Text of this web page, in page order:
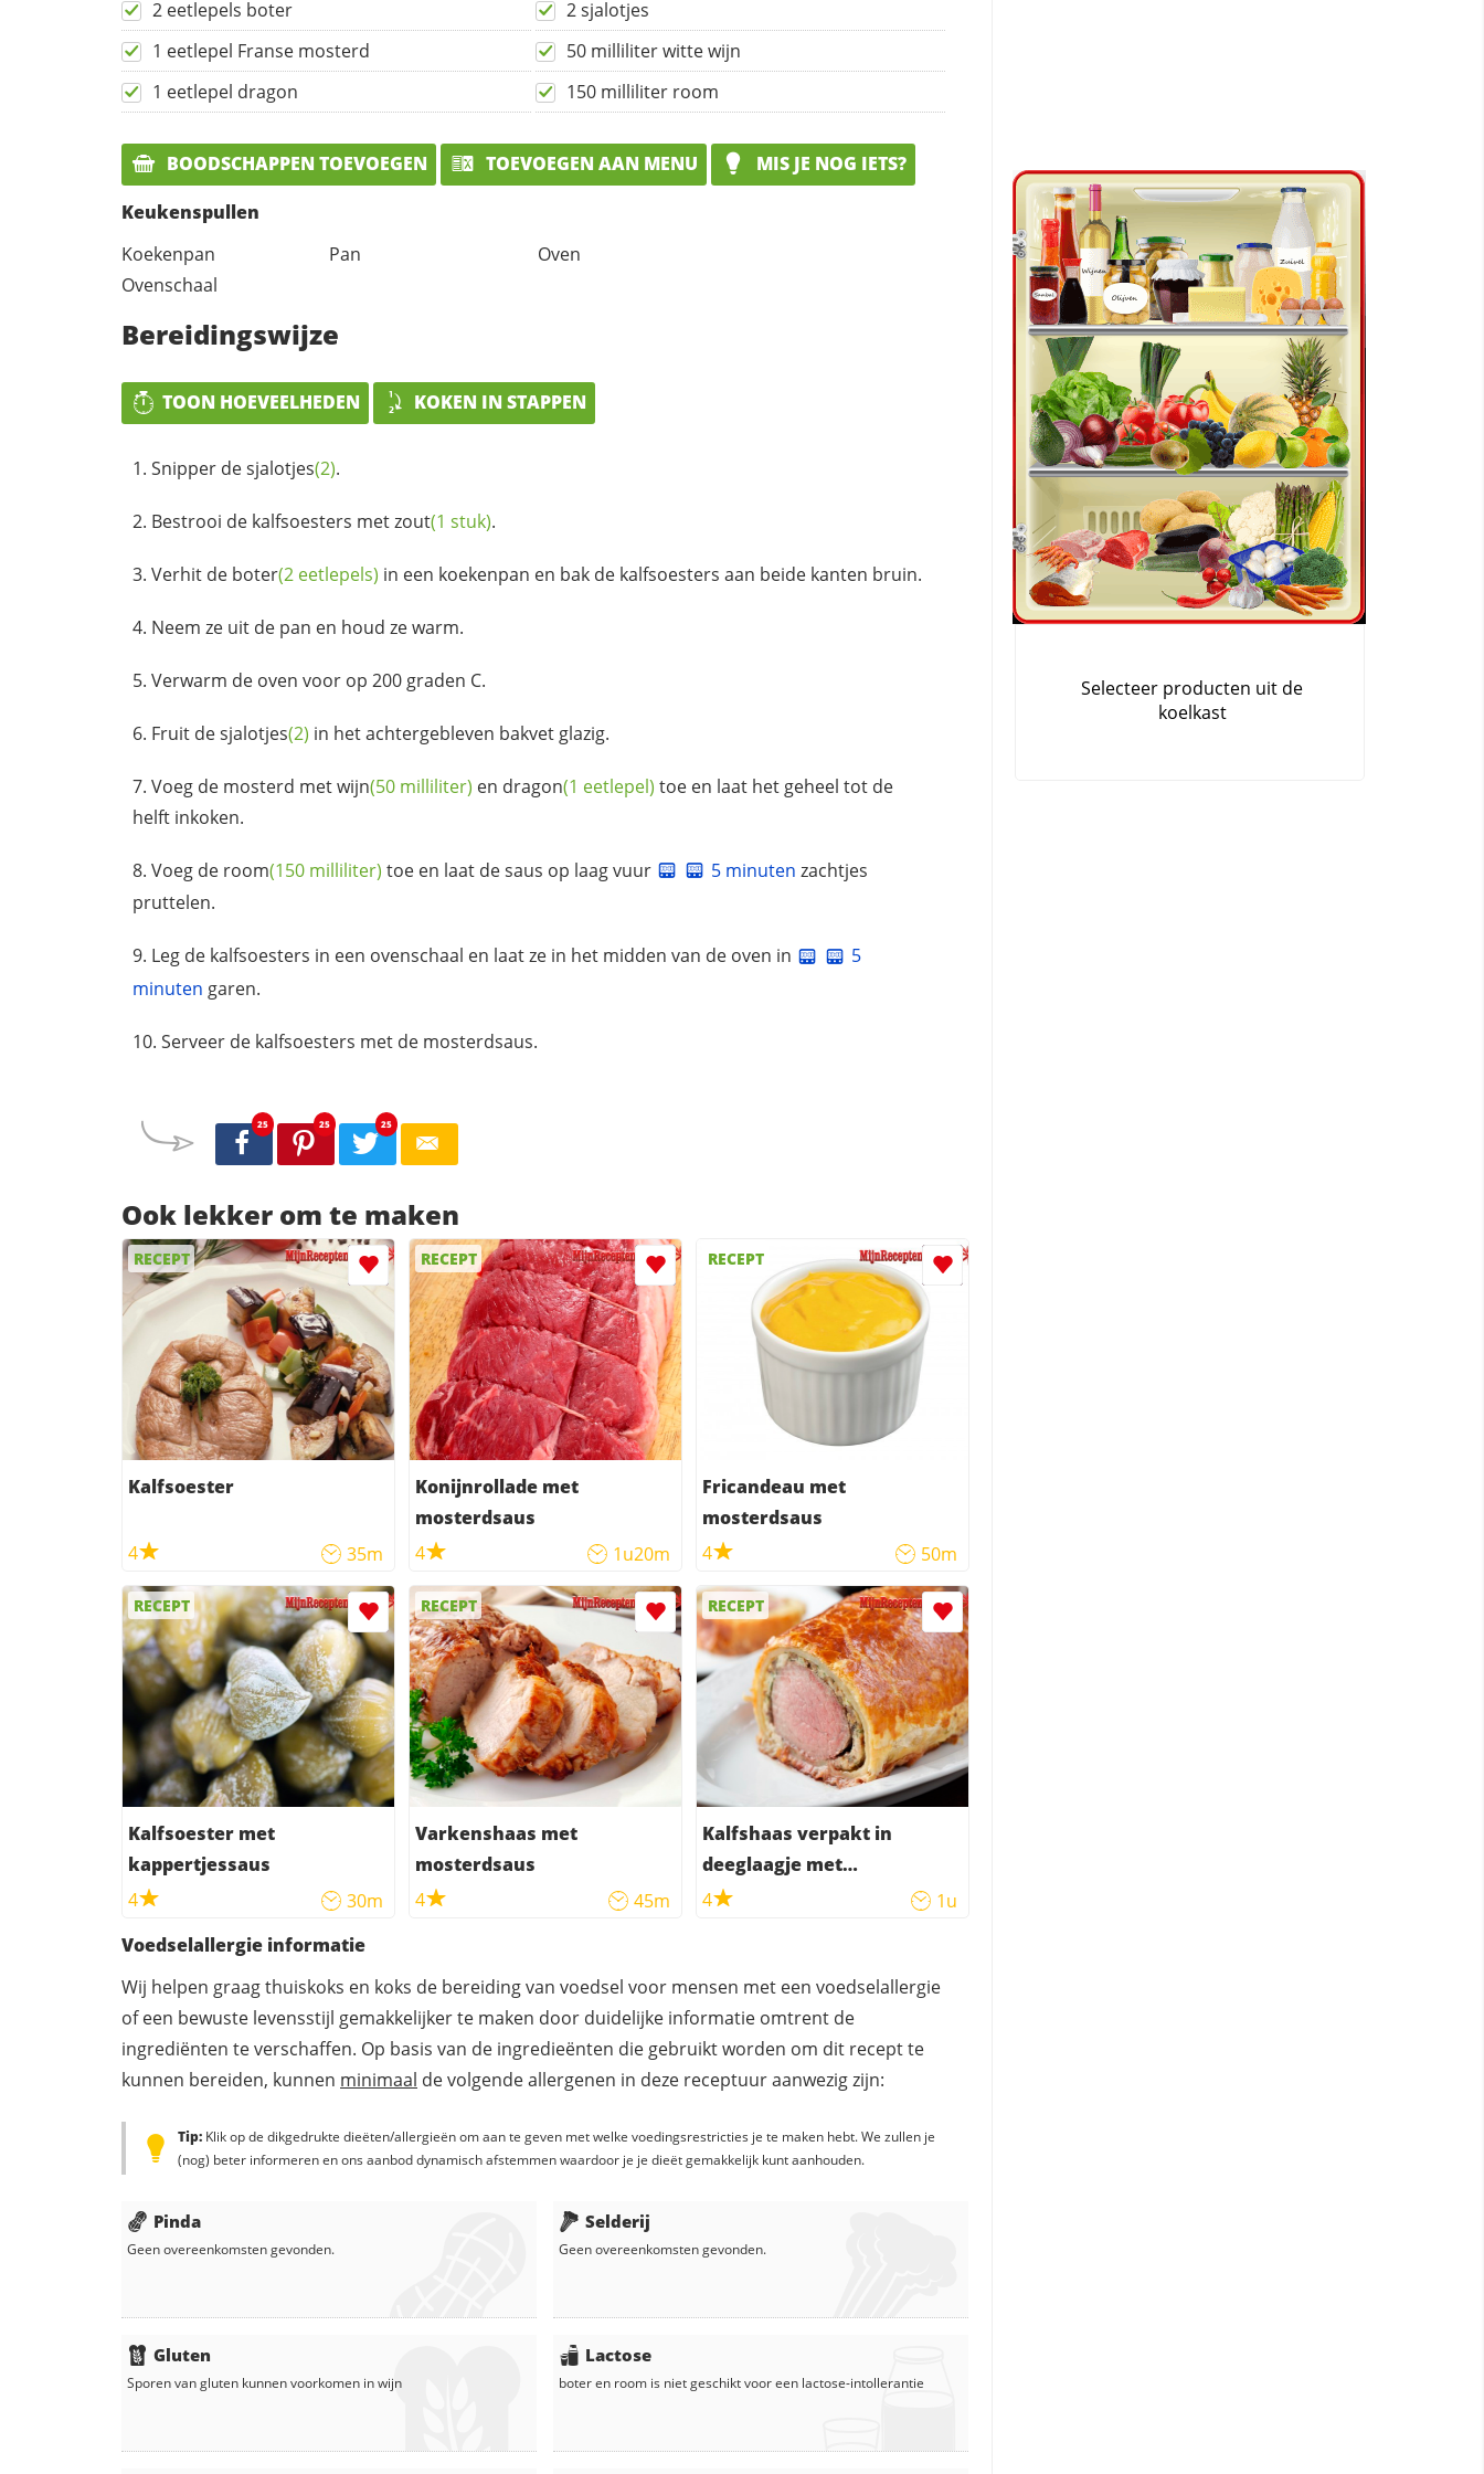
2 eetlepels boter
2 sjalotjes
1 eetlepel Franse mosterd
50 milliliter witte wijn
1 eetlepel dragon
150 milliliter room
BOODSCHAPPEN TOEVOEGEN TOEVOEGEN AAN MENU
MIS JE NOG IETS?
Keukenspullen
Koekenpan
Pan
Oven
Ovenschaal
Bereidingswijze
TOON HOEVEELHEDEN KOKEN IN STAPPEN
Snipper desjalotjes(2).
Bestrooi de kalfsoesters metzout(1 stuk).
Verhit de boter(2 eetlepels) in een koekenpan en bak de kalfsoesters aan beide kanten bruin.
Neem ze uit de pan en houd ze warm.
Verwarm de oven voor op 200 graden C.
Fruit desjalotjes(2) in het achtergebleven bakvet glazig.
Voeg de mosterd metwijn(50 milliliter) en dragon(1 eetlepel) toe en laat het geheel tot de
helft inkoken.
Voeg de room(150 milliliter) toe en laat de saus op laag vuur 5 minuten zachtjes
pruttelen.
Leg de kalfsoesters in een ovenschaal en laat ze in het midden van de oven in
5
minuten garen.
Serveer de kalfsoesters met de mosterdsaus.
25 25 25
Ook lekker om te maken
RECEPT
Kalfsoester
4 35m
RECEPT
Konijnrollade met
mosterdsaus
4
1u20m
RECEPT
Fricandeau met
mosterdsaus
4
50m
RECEPT
Kalfsoester met
kappertjessaus
4
30m
RECEPT
Varkenshaas met
mosterdsaus
4
45m
RECEPT
Kalfshaas verpakt in
deeglaagje met
mosterdsaus
4
1u
Voedselallergie informatie
Wij helpen graag thuiskoks en koks de bereiding van voedsel voor mensen met een voedselallergie
of een bewuste levensstijl gemakkelijker te maken door duidelijke informatie omtrent de
ingrediënten te verschaffen. Op basis van de ingredieënten die gebruikt worden om dit recept te
kunnen bereiden, kunnen minimaal de volgende allergenen in deze receptuur aanwezig zijn:
Tip: Klik op de dikgedrukte dieëten/allergieën om aan te geven met welke voedingsrestricties je te maken hebt. We zullen je
(nog) beter informeren en ons aanbod dynamisch afstemmen waardoor je je dieët gemakkelijk kunt aanhouden.
Pinda
Geen overeenkomsten gevonden.
Gluten
Sporen van gluten kunnen voorkomen inwijn
Selderij
Geen overeenkomsten gevonden.
Lactose
boteren room is niet geschikt voor een lactose-intollerantie